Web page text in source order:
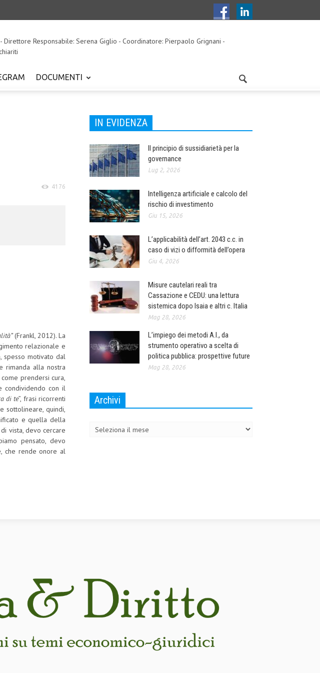
Responsabile: Serena Giglio - Coordinatore: Pierpaolo Grignani -
DOCUMENTI
4176
(Frankl, 2012). La
relazionale e
spesso motivato dal
rimanda alla nostra
prendersi cura,
condividendo con il
di te”, frasi ricorrenti
sottolineare, quindi,
e quella della
vista, devo cercare
pensato, devo
che rende onore al
IN EVIDENZA
Il principio di sussidiarietà per la
governance
Lug 2, 2026
Intelligenza artificiale e calcolo del
rischio di investimento
Giu 15, 2026
L’applicabilità dell’art. 2043 c.c. in
caso di vizi o difformità dell’opera
Giu 4, 2026
Misure cautelari reali tra
Cassazione e CEDU: una lettura
sistemica dopo Isaia e altri c. Italia
Mag 28, 2026
L’impiego dei metodi A.I., da
strumento operativo a scelta di
politica pubblica: prospettive future
Mag 28, 2026
Archivi